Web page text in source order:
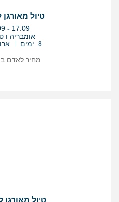
טיול מאורגן
התאריכים,
- 17.09
אומבריה ו
8 ימים
מחיר לאדם
טיול מאורגן